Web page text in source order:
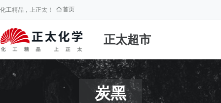
化工精品，上正太！ 首页
正太超市
炭黑